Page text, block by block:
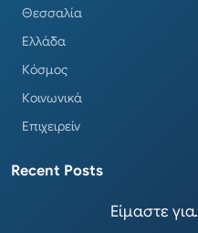
Θεσσαλία
Ελλάδα
Κόσμος
Κοινωνικά
Επιχειρείν
Recent Posts
Είμαστε